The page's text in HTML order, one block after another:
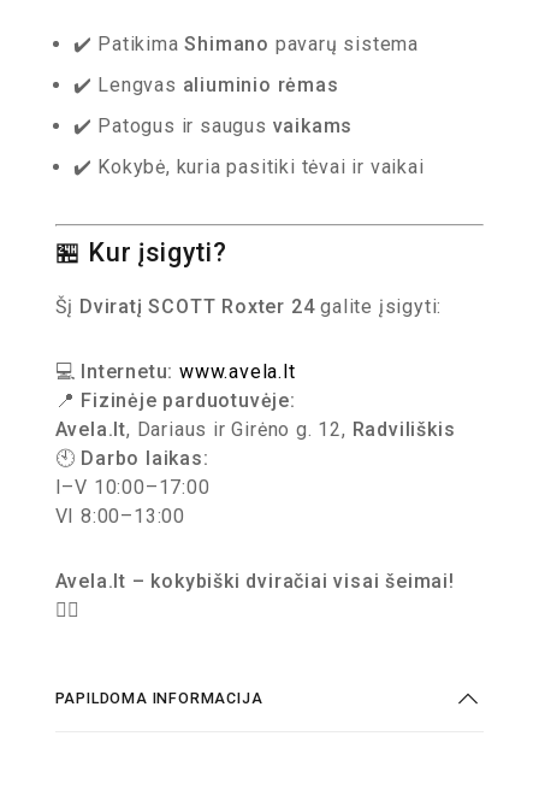
✔️ PatikimaShimano pavarų sistema
✔️ Lengvas aliuminio rėmas
✔️ Patogus ir saugus vaikams
✔️ Kokybė, kuria pasitiki tėvai ir vaikai
🏪 Kur įsigyti?
Šį Dviratį SCOTT Roxter 24galite įsigyti:
💻 Internetu: www.avela.lt
📍 Fizinėje parduotuvėje:
Avela.lt, Dariaus ir Girėno g. 12, Radviliškis
🕙 Darbo laikas:
I–V 10:00–17:00
VI 8:00–13:00
Avela.lt – kokybiški dviračiai visai šeimai!
🚴‍♀️
PAPILDOMA INFORMACIJA